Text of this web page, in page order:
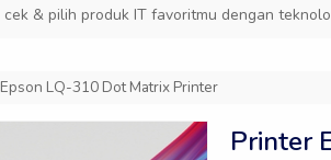
produk IT favoritmu dengan teknologi
LQ-310 Dot Matrix Printer
Printer